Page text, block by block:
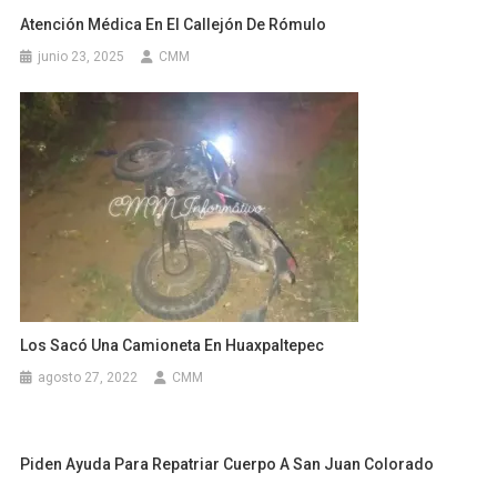
Atención Médica En El Callejón De Rómulo
junio 23, 2025 CMM
Los Sacó Una Camioneta En Huaxpaltepec
agosto 27, 2022 CMM
Piden Ayuda Para Repatriar Cuerpo A San Juan Colorado